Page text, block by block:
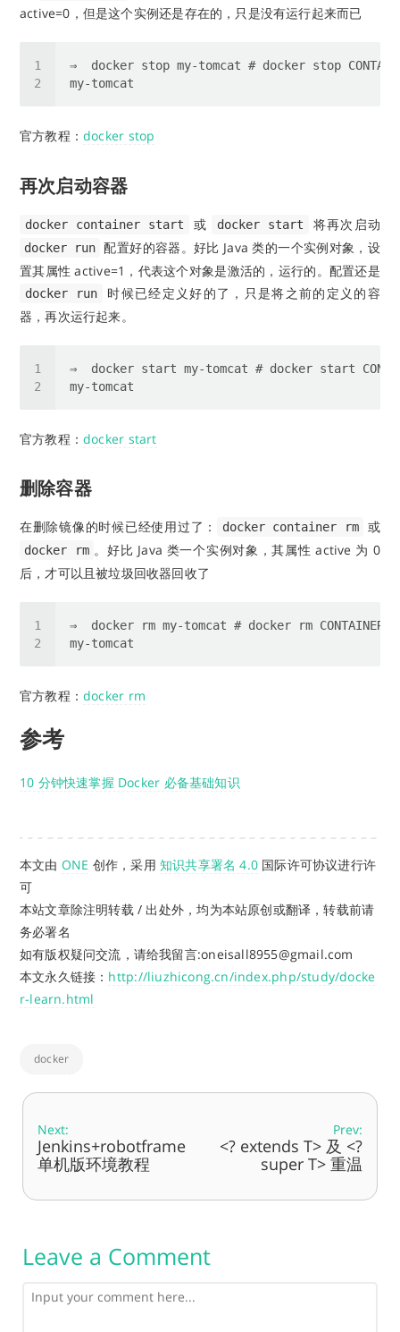
active=0，但是这个实例还是存在的，只是没有运行起来而已
官方教程：docker stop
再次启动容器
docker container start 或 docker start 将再次启动
docker run 配置好的容器。好比 Java 类的一个实例对象，设
置其属性 active=1，代表这个对象是激活的，运行的。配置还是
docker run
时候已经定义好的了，只是将之前的定义的容
器，再次运行起来。
官方教程：docker start
删除容器
在删除镜像的时候已经使用过了： docker container rm 或
docker rm 。好比 Java 类一个实例对象，其属性 active 为 0
后，才可以且被垃圾回收器回收了
官方教程：docker rm
参考
10 分钟快速掌握 Docker 必备基础知识
本文由 ONE 创作，采用 知识共享署名 4.0 国际许可协议进行许
可
本站文章除注明转载 / 出处外，均为本站原创或翻译，转载前请
务必署名
如有版权疑问交流，请给我留言:oneisall8955@gmail.com
本文永久链接： http://liuzhicong.cn/index.php/study/docke
r-learn.html
docker
Next:
Jenkins+robotframe
单机版环境教程
Prev:
<? extends T> 及 <?
super T> 重温
Leave a Comment